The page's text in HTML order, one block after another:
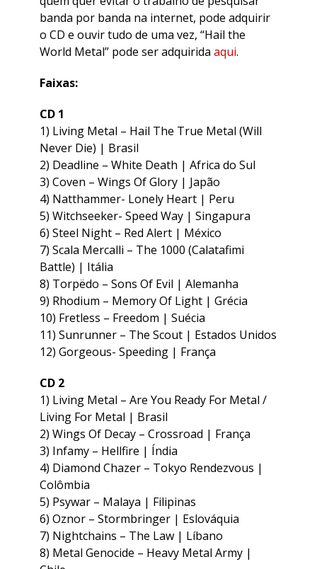
banda por banda na internet, pode adquirir
o CD e ouvir tudo de uma vez, “Hail the
World Metal” pode ser adquirida aqui.
Faixas:
CD 1
1) Living Metal – Hail The True Metal (Will
Never Die) | Brasil
2) Deadline – White Death | Africa do Sul
3) Coven – Wings Of Glory | Japão
4) Natthammer- Lonely Heart | Peru
5) Witchseeker- Speed Way | Singapura
6) Steel Night – Red Alert | México
7) Scala Mercalli – The 1000 (Calatafimi
Battle) | Itália
8) Torpëdo – Sons Of Evil | Alemanha
9) Rhodium – Memory Of Light | Grécia
10) Fretless – Freedom | Suécia
11) Sunrunner – The Scout | Estados Unidos
12) Gorgeous- Speeding | França
CD 2
1) Living Metal – Are You Ready For Metal /
Living For Metal | Brasil
2) Wings Of Decay – Crossroad | França
3) Infamy – Hellfire | Índia
4) Diamond Chazer – Tokyo Rendezvous |
Colômbia
5) Psywar – Malaya | Filipinas
6) Oznor – Stormbringer | Eslováquia
7) Nightchains – The Law | Líbano
8) Metal Genocide – Heavy Metal Army |